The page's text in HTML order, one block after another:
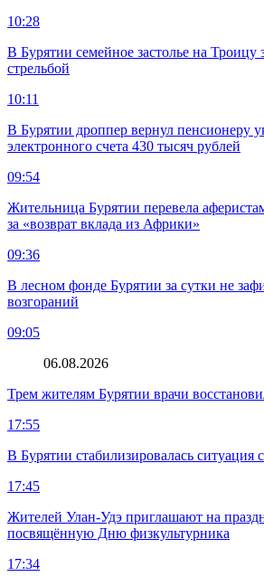
10:28
В Бурятии семейное застолье на Троицу
стрельбой
10:11
В Бурятии дроппер вернул пенсионеру
электронного счета 430 тысяч рублей
09:54
Жительница Бурятии перевела
за «возврат вклада из Африки»
09:36
В лесном фонде Бурятии за сутки не
возгораний
09:05
06.08.2026
Трем жителям Бурятии врачи
17:55
В Бурятии стабилизировалась
17:45
Жителей Улан-Удэ приглашают на
посвящённую Дню физкультурника
17:34